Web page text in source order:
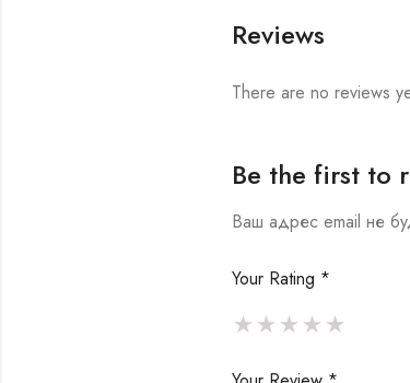
Reviews
There are no reviews
Be the first to
Ваш адрес email не
Your Rating *